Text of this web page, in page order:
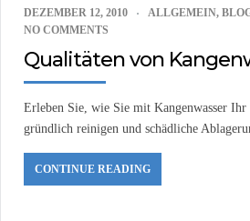
DEZEMBER 12, 2010 ALLGEMEIN,
NO COMMENTS
Qualitäten von
Erleben Sie, wie Sie mit Kangenwasser Ihr
gründlich reinigen und schädliche
CONTINUE READING